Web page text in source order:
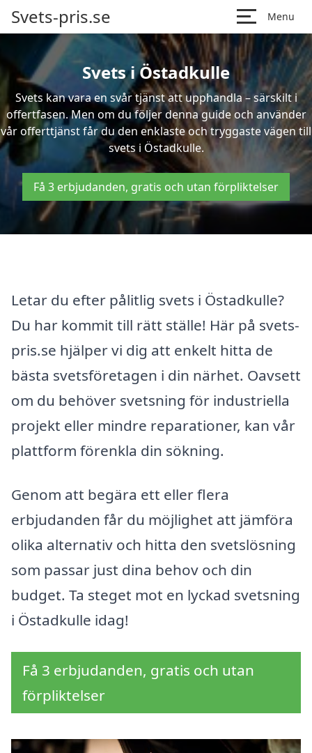
Svets-pris.se Menu
Svets i Östadkulle
Svets kan vara en svår tjänst att upphandla – särskilt i
offertfasen. Men om du följer denna guide och använder
vår offerttjänst får du den enklaste och tryggaste vägen till
svets i Östadkulle.
Få 3 erbjudanden, gratis och utan förpliktelser
Letar du efter pålitlig svets i Östadkulle?
Du har kommit till rätt ställe! Här på svets-
pris.se hjälper vi dig att enkelt hitta de
bästa svetsföretagen i din närhet. Oavsett
om du behöver svetsning för industriella
projekt eller mindre reparationer, kan vår
plattform förenkla din sökning.
Genom att begära ett eller flera
erbjudanden får du möjlighet att jämföra
olika alternativ och hitta den svetslösning
som passar just dina behov och din
budget. Ta steget mot en lyckad svetsning
i Östadkulle idag!
Få 3 erbjudanden, gratis och utan
förpliktelser